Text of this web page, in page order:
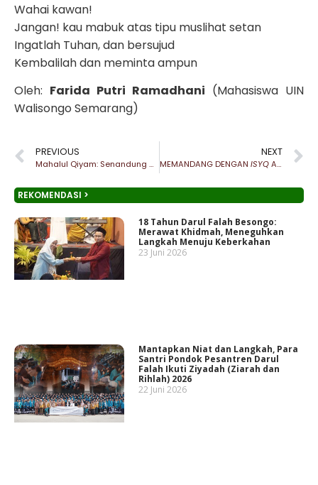
Wahai kawan!
Jangan! kau mabuk atas tipu muslihat setan
Ingatlah Tuhan, dan bersujud
Kembalilah dan meminta ampun
Oleh: Farida Putri Ramadhani (Mahasiswa UIN
Walisongo Semarang)
PREVIOUS
Mahalul Qiyam: Senandung Cinta yang Terdalam
NEXT
MEMANDANG DENGAN ISYQALA RUMI DALAM MATSNAWI MAKNAWI
REKOMENDASI >
18 Tahun Darul Falah Besongo:
Merawat Khidmah, Meneguhkan
Langkah Menuju Keberkahan
23 Juni 2026
Mantapkan Niat dan Langkah, Para
Santri Pondok Pesantren Darul
Falah Ikuti Ziyadah (Ziarah dan
Rihlah) 2026
22 Juni 2026